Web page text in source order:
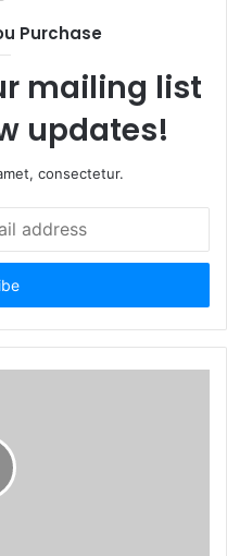
Purchase
mailing list
updates!
consectetur.